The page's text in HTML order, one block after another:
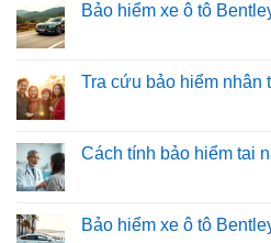
Bảo hiểm xe ô tô
Tra cứu bảo hiểm nhân
Cách tính bảo hiểm tai
Bảo hiểm xe ô tô